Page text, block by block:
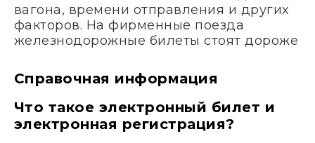
вагона, времени отправления и других
факторов. На фирменные поезда
железнодорожные билеты стоят дороже
Справочная информация
Что такое электронный билет и
электронная регистрация?